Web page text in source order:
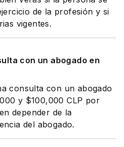
de la profesión y si
vigentes.
con un abogado en
consulta con un abogado
y $100,000 CLP por
depender de la
del abogado.